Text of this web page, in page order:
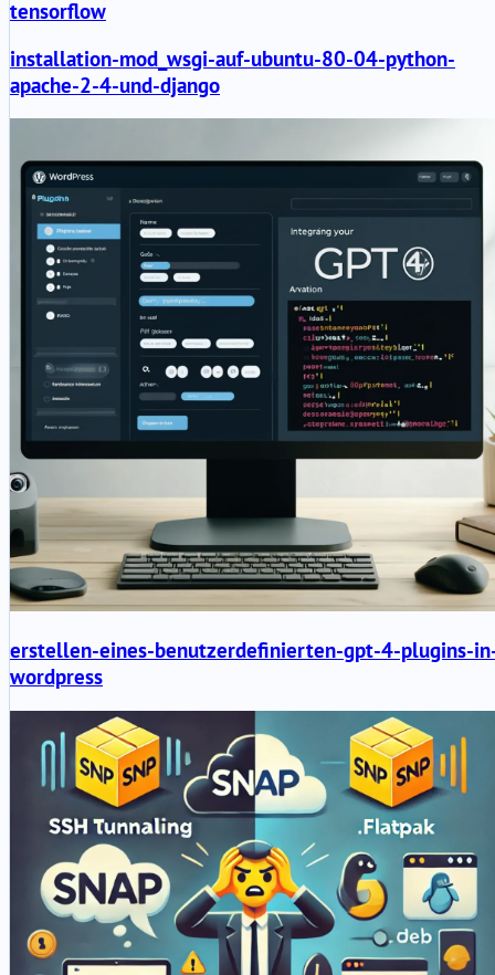
tensorflow
installation-mod_wsgi-auf-ubuntu-80-04-python-
apache-2-4-und-django
erstellen-eines-benutzerdefinierten-gpt-4-plugins-
wordpress